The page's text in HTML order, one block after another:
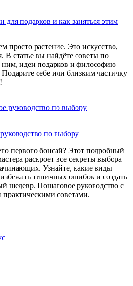
для подарков и как заняться этим
просто растение. Это искусство,
В статье вы найдёте советы по
ним, идеи подарков и философию
себе или близким частичку
по выбору
первого бонсай? Этот подробный
раскроет все секреты выбора
Узнайте, какие виды
типичных ошибок и создать
шедевр. Пошаговое руководство с
советами.